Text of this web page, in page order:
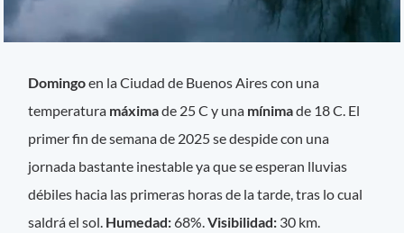
Domingoen la Ciudad de Buenos Aires con una
temperatura máximade 25 C y una mínimade 18 C. El
primer fin de semana de 2025 se despide con una
jornada bastante inestable ya que se esperan lluvias
débiles hacia las primeras horas de la tarde, tras lo cual
saldrá el sol. Humedad:68%.Visibilidad: 30 km.